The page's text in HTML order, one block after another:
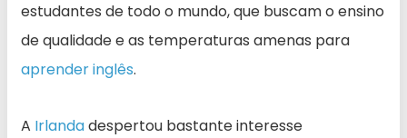
estudantes de todo o mundo, que buscam o ensino
de qualidade e as temperaturas amenas para
aprender inglês.
A Irlandadespertou bastante interesse